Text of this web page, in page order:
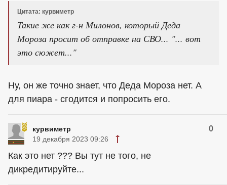
Цитата: курвиметр
Такие же как г-н Милонов, который Деда
Мороза просит об отправке на СВО... "... вот
это сюжет..."
Ну, он же точно знает, что Деда Мороза нет. А
для пиара - сгодится и попросить его.
курвиметр 0
19 декабря 2023 09:26
Как это нет ??? Вы тут не того, не
дикредитируйте...